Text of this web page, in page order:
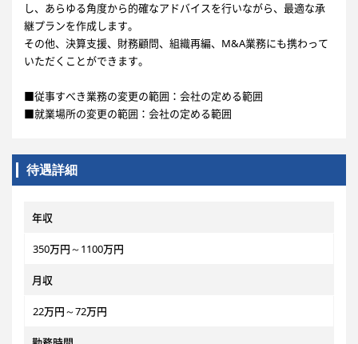
し、あらゆる角度から的確なアドバイスを行いながら、最適な承
継プランを作成します。
その他、決算支援、財務顧問、組織再編、M&A業務にも携わって
いただくことができます。
■従事すべき業務の変更の範囲：会社の定める範囲
■就業場所の変更の範囲：会社の定める範囲
待遇詳細
年収
350万円～1100万円
月収
22万円～72万円